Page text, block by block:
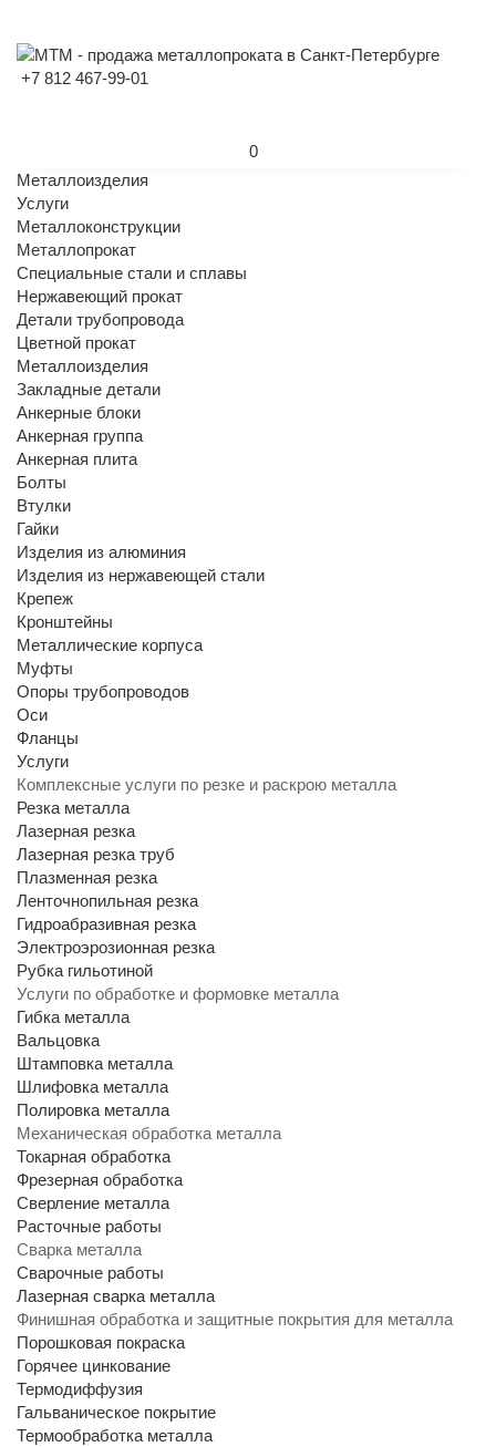
+7 812 467-99-01
0
Металлоизделия
Услуги
Металлоконструкции
Металлопрокат
Специальные стали и сплавы
Нержавеющий прокат
Детали трубопровода
Цветной прокат
Металлоизделия
Закладные детали
Анкерные блоки
Анкерная группа
Анкерная плита
Болты
Втулки
Гайки
Изделия из алюминия
Изделия из нержавеющей стали
Крепеж
Кронштейны
Металлические корпуса
Муфты
Опоры трубопроводов
Оси
Фланцы
Услуги
Комплексные услуги по резке и раскрою металла
Резка металла
Лазерная резка
Лазерная резка труб
Плазменная резка
Ленточнопильная резка
Гидроабразивная резка
Электроэрозионная резка
Рубка гильотиной
Услуги по обработке и формовке металла
Гибка металла
Вальцовка
Штамповка металла
Шлифовка металла
Полировка металла
Механическая обработка металла
Токарная обработка
Фрезерная обработка
Сверление металла
Расточные работы
Сварка металла
Сварочные работы
Лазерная сварка металла
Финишная обработка и защитные покрытия для металла
Порошковая покраска
Горячее цинкование
Термодиффузия
Гальваническое покрытие
Термообработка металла